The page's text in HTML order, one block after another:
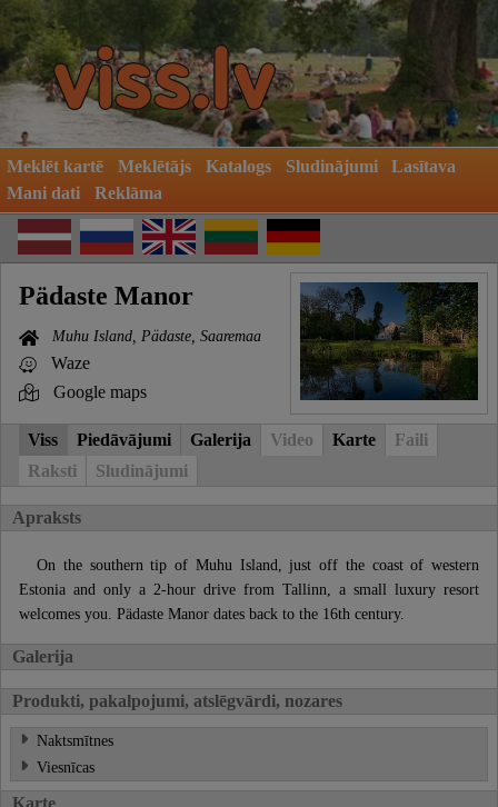
Meklēt kartē Meklētājs Katalogs Sludinājumi
Lasītava
Mani dati
Reklāma
Pädaste Manor
Muhu Island, Pädaste, Saaremaa
Waze
Google maps
Viss Piedāvājumi Galerija Video Karte
Faili
Raksti
Sludinājumi
Apraksts
On the southern tip of Muhu Island, just off the coast of western
Estonia and only a 2-hour drive from Tallinn, a small luxury resort
welcomes you. Pädaste Manor dates back to the 16th century.
Galerija
Produkti, pakalpojumi, atslēgvārdi, nozares
Naktsmītnes
Viesnīcas
Karte